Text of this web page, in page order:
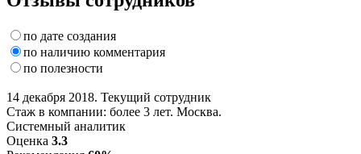
по дате создания
по наличию комментария
по полезности
14 декабря 2018. Текущий сотрудник
Стаж в компании: более 3 лет. Москва.
Системный аналитик
Оценка 3.3